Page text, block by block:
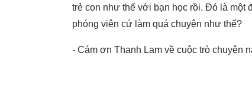
trẻ con như thế với bạn học rồi. Đó là một
phóng viên cứ làm quá chuyện như thế?
- Cám ơn Thanh Lam về cuộc trò chuyện